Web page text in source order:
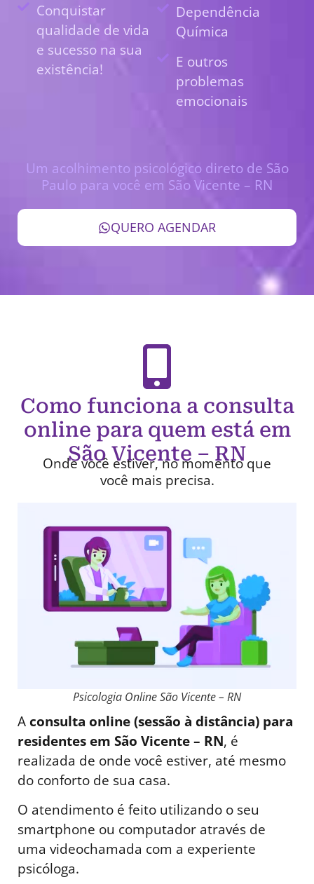
Conquistar
qualidade de vida
e sucesso na sua
existência!
Dependência
Química
E outros
problemas
emocionais
Um acolhimento psicológico direto de São
Paulo para você em São Vicente – RN
QUERO AGENDAR
Como funciona a consulta
online para quem está em
São Vicente – RN
Onde você estiver, no momento que
você mais precisa.
Psicologia Online São Vicente – RN
Aconsulta online (sessão à distância) para
residentes em São Vicente – RN, é
realizada de onde você estiver, até mesmo
do conforto de sua casa.
O atendimento é feito utilizando o seu
smartphone ou computador através de
uma videochamada com a experiente
psicóloga.